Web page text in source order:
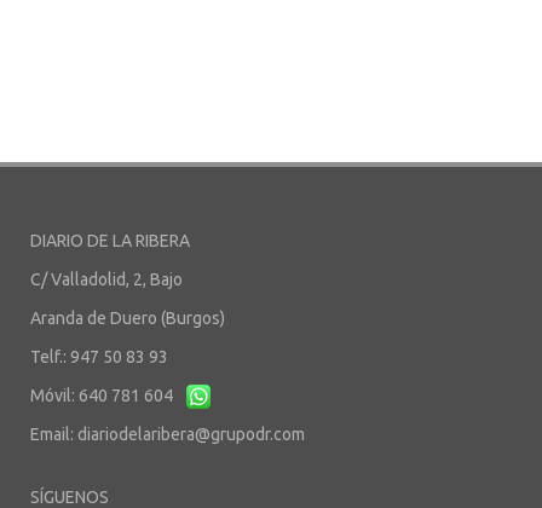
DIARIO DE LA RIBERA
C/ Valladolid, 2, Bajo
Aranda de Duero (Burgos)
Telf.: 947 50 83 93
Móvil: 640 781 604
Email: diariodelaribera@grupodr.com
SÍGUENOS